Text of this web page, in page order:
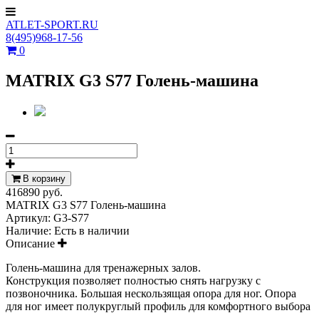
ATLET-SPORT.RU
8(495)968-17-56
0
MATRIX G3 S77 Голень-машина
В корзину
416890 руб.
MATRIX G3 S77 Голень-машина
Артикул: G3-S77
Наличие: Есть в наличии
Описание
Голень-машина для тренажерных залов.
Конструкция позволяет полностью снять нагрузку с
позвоночника. Большая нескользящая опора для ног. Опора
для ног имеет полукруглый профиль для комфортного выбора